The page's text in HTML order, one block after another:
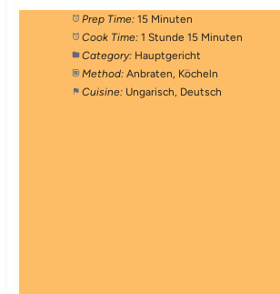
Prep Time: 15 Minuten
Cook Time: 1 Stunde 15 Minuten
Category: Hauptgericht
Method: Anbraten, Köcheln
Cuisine: Ungarisch, Deutsch